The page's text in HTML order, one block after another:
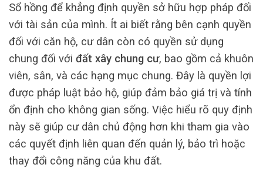
Sổ hồng để khẳng định quyền sở hữu hợp pháp đối
với tài sản của mình. Ít ai biết rằng bên cạnh quyền
đối với căn hộ, cư dân còn có quyền sử dụng
chung đối với đất xây chung cư, bao gồm cả khuôn
viên, sân, và các hạng mục chung. Đây là quyền lợi
được pháp luật bảo hộ, giúp đảm bảo giá trị và tính
ổn định cho không gian sống. Việc hiểu rõ quy định
này sẽ giúp cư dân chủ động hơn khi tham gia vào
các quyết định liên quan đến quản lý, bảo trì hoặc
thay đổi công năng của khu đất.